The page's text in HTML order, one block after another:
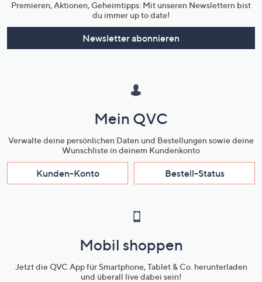
Premieren, Aktionen, Geheimtipps: Mit unseren Newslettern bist
du immer up to date!
Newsletter abonnieren
Mein QVC
Verwalte deine persönlichen Daten und Bestellungen sowie deine
Wunschliste in deinem Kundenkonto
Kunden-Konto Bestell-Status
Mobil shoppen
Jetzt die QVC App für Smartphone, Tablet & Co. herunterladen
und überall live dabei sein!